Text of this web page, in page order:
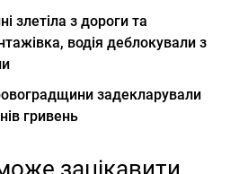
злетіла з дороги та
водія деблокували з
задекларували
гривень
зацікавити